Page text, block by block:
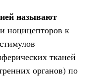
называют
ноцицепторов к
тканей
органов) по